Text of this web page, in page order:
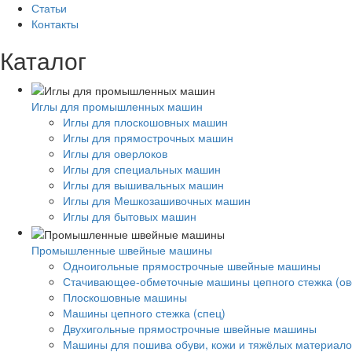
Статьи
Контакты
Каталог
Иглы для промышленных машин
Иглы для плоскошовных машин
Иглы для прямострочных машин
Иглы для оверлоков
Иглы для специальных машин
Иглы для вышивальных машин
Иглы для Мешкозашивочных машин
Иглы для бытовых машин
Промышленные швейные машины
Одноигольные прямострочные швейные машины
Стачивающее-обметочные машины цепного стежка
Плоскошовные машины
Машины цепного стежка (спец)
Двухигольные прямострочные швейные машины
Машины для пошива обуви, кожи и тяжёлых